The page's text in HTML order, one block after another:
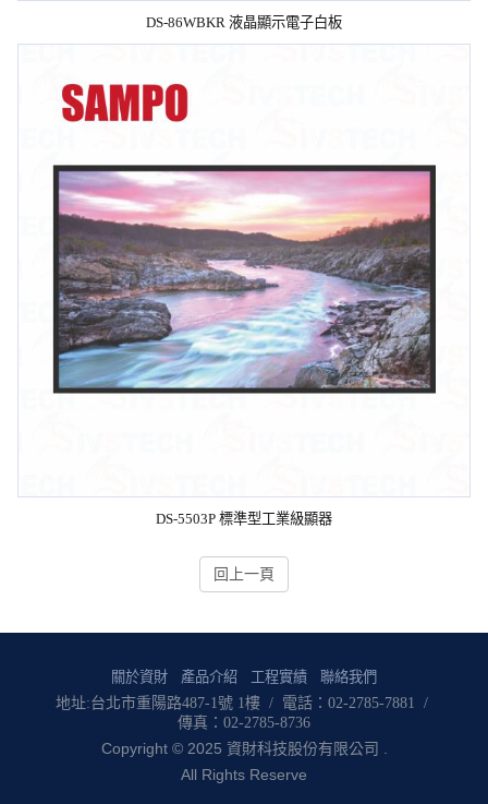
DS-86WBKR 液晶顯示電子白板
DS-5503P 標準型工業級顯器
回上一頁
關於資財 產品介紹 工程實績 聯絡我們
地址:台北市重陽路487-1號 1樓 / 電話：02-2785-7881 /
傳真：02-2785-8736
Copyright © 2025 資財科技股份有限公司 .
All Rights Reserve